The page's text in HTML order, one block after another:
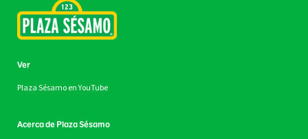
Ver
Plaza Sésamo en YouTube
Acerca de Plaza Sésamo